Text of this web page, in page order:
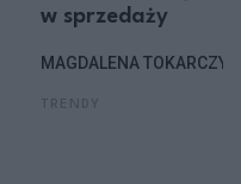
w sprzedaży
MAGDALENA TOKARCZYK